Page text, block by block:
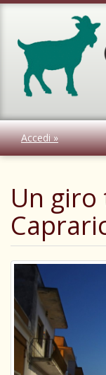
Accedi »
Un giro